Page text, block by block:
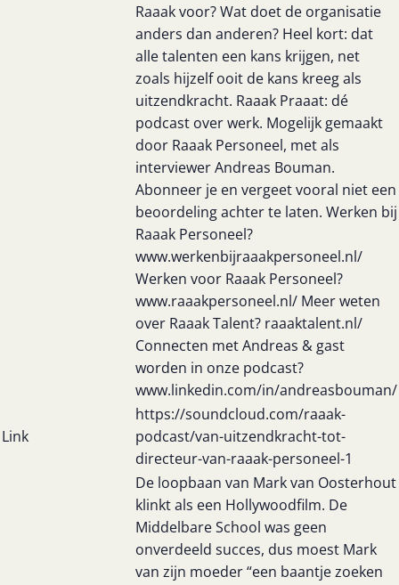
Raaak voor? Wat doet de organisatie
anders dan anderen? Heel kort: dat
alle talenten een kans krijgen, net
zoals hijzelf ooit de kans kreeg als
uitzendkracht. Raaak Praaat: dé
podcast over werk. Mogelijk gemaakt
door Raaak Personeel, met als
interviewer Andreas Bouman.
Abonneer je en vergeet vooral niet een
beoordeling achter te laten. Werken bij
Raaak Personeel?
www.werkenbijraaakpersoneel.nl/
Werken voor Raaak Personeel?
www.raaakpersoneel.nl/ Meer weten
over Raaak Talent? raaaktalent.nl/
Connecten met Andreas & gast
worden in onze podcast?
www.linkedin.com/in/andreasbouman/
Link
https://soundcloud.com/raaak-
podcast/van-uitzendkracht-tot-
directeur-van-raaak-personeel-1
De loopbaan van Mark van Oosterhout
klinkt als een Hollywoodfilm. De
Middelbare School was geen
onverdeeld succes, dus moest Mark
van zijn moeder “een baantje zoeken